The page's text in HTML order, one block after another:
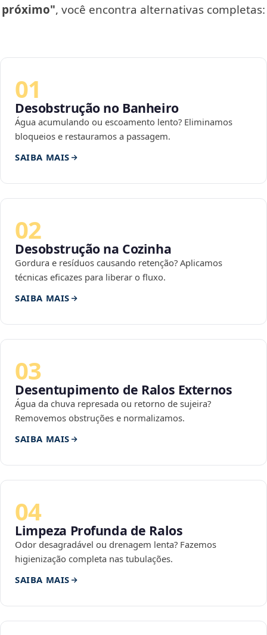
próximo", você encontra alternativas completas:
01
Desobstrução no Banheiro
Água acumulando ou escoamento lento? Eliminamos
bloqueios e restauramos a passagem.
SAIBA MAIS
02
Desobstrução na Cozinha
Gordura e resíduos causando retenção? Aplicamos
técnicas eficazes para liberar o fluxo.
SAIBA MAIS
03
Desentupimento de Ralos Externos
Água da chuva represada ou retorno de sujeira?
Removemos obstruções e normalizamos.
SAIBA MAIS
04
Limpeza Profunda de Ralos
Odor desagradável ou drenagem lenta? Fazemos
higienização completa nas tubulações.
SAIBA MAIS